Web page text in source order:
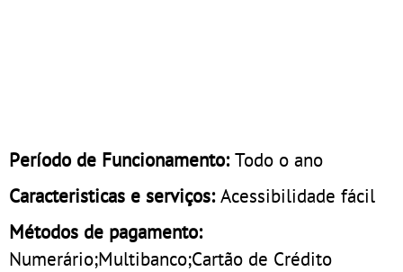
Período de Funcionamento:Todo o ano
Caracteristicas e serviços:Acessibilidade fácil
Métodos de pagamento:
Numerário;Multibanco;Cartão de Crédito